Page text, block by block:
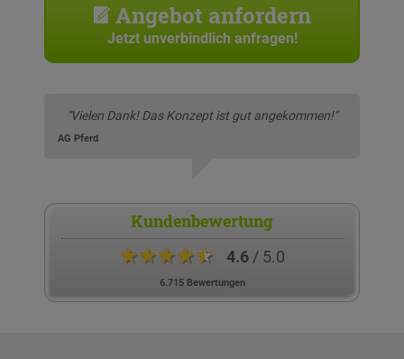
Angebot anfordern
Jetzt unverbindlich anfragen!
"Vielen Dank! Das Konzept ist gut angekommen!"
AG Pferd
Kundenbewertung
★★★★★ 4.6/ 5.0
6.715 Bewertungen